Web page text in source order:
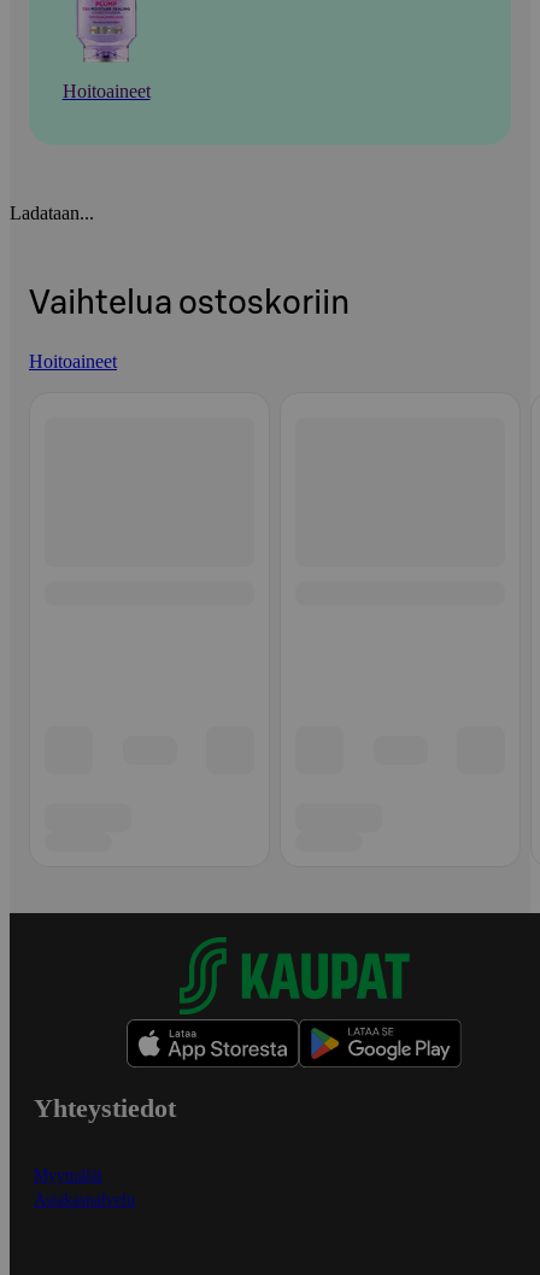
Hoitoaineet
Ladataan...
Vaihtelua ostoskoriin
Hoitoaineet
Yhteystiedot
Myymälät
Asiakaspalvelu